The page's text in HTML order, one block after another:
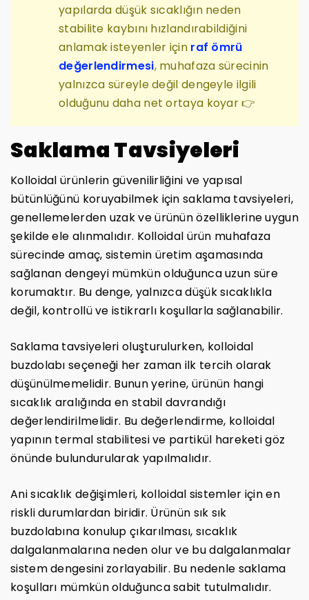
yapılarda düşük sıcaklığın neden
stabilite kaybını hızlandırabildiğini
anlamak isteyenler için raf ömrü
değerlendirmesi, muhafaza sürecinin
yalnızca süreyle değil dengeyle ilgili
olduğunu daha net ortaya koyar 👉
Saklama Tavsiyeleri
Kolloidal ürünlerin güvenilirliğini ve yapısal
bütünlüğünü koruyabilmek için saklama tavsiyeleri,
genellemelerden uzak ve ürünün özelliklerine uygun
şekilde ele alınmalıdır. Kolloidal ürün muhafaza
sürecinde amaç, sistemin üretim aşamasında
sağlanan dengeyi mümkün olduğunca uzun süre
korumaktır. Bu denge, yalnızca düşük sıcaklıkla
değil, kontrollü ve istikrarlı koşullarla sağlanabilir.
Saklama tavsiyeleri oluşturulurken, kolloidal
buzdolabı seçeneği her zaman ilk tercih olarak
düşünülmemelidir. Bunun yerine, ürünün hangi
sıcaklık aralığında en stabil davrandığı
değerlendirilmelidir. Bu değerlendirme, kolloidal
yapının termal stabilitesi ve partikül hareketi göz
önünde bulundurularak yapılmalıdır.
Ani sıcaklık değişimleri, kolloidal sistemler için en
riskli durumlardan biridir. Ürünün sık sık
buzdolabına konulup çıkarılması, sıcaklık
dalgalanmalarına neden olur ve bu dalgalanmalar
sistem dengesini zorlayabilir. Bu nedenle saklama
koşulları mümkün olduğunca sabit tutulmalıdır.